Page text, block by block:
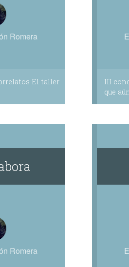
Romera
El taller
III
que
Romera